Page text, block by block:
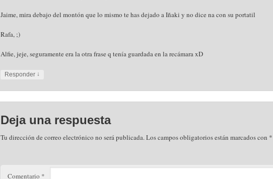
Jaime, mira debajo del montón que lo mismo te has dejado a Iñaki y no dice na con su portatil
Rafa, ;)
Alfie, jeje, seguramente era la otra frase q tenía guardada en la recámara xD
Responder ↓
Deja una respuesta
Tu dirección de correo electrónico no será publicada.Los campos obligatorios están marcados con *
Comentario *